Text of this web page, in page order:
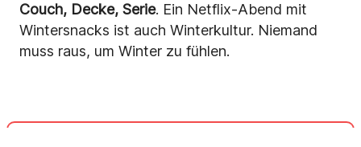
Couch, Decke, Serie. Ein Netflix-Abend mit
Wintersnacks ist auch Winterkultur. Niemand
muss raus, um Winter zu fühlen.